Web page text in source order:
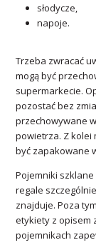
słodycze,
napoje.
Trzeba zwracać
mogą być
supermarkecie.
pozostać bez
przechowywane
powietrza. Z kolei
być zapakowane
Pojemniki
regale
znajduje. Poza
etykiety z opisem
pojemnikach